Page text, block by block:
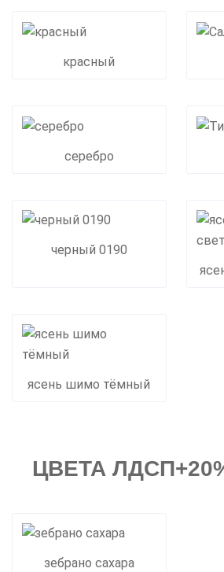
красный
серебро
черный 0190
ясень шимо тёмный
ЦВЕТА
зебрано сахара